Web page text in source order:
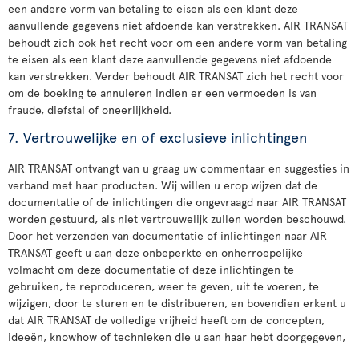
een andere vorm van betaling te eisen als een klant deze
aanvullende gegevens niet afdoende kan verstrekken. AIR TRANSAT
behoudt zich ook het recht voor om een andere vorm van betaling
te eisen als een klant deze aanvullende gegevens niet afdoende
kan verstrekken. Verder behoudt AIR TRANSAT zich het recht voor
om de boeking te annuleren indien er een vermoeden is van
fraude, diefstal of oneerlijkheid.
7. Vertrouwelijke en of exclusieve inlichtingen
AIR TRANSAT ontvangt van u graag uw commentaar en suggesties in
verband met haar producten. Wij willen u erop wijzen dat de
documentatie of de inlichtingen die ongevraagd naar AIR TRANSAT
worden gestuurd, als niet vertrouwelijk zullen worden beschouwd.
Door het verzenden van documentatie of inlichtingen naar AIR
TRANSAT geeft u aan deze onbeperkte en onherroepelijke
volmacht om deze documentatie of deze inlichtingen te
gebruiken, te reproduceren, weer te geven, uit te voeren, te
wijzigen, door te sturen en te distribueren, en bovendien erkent u
dat AIR TRANSAT de volledige vrijheid heeft om de concepten,
ideeën, knowhow of technieken die u aan haar hebt doorgegeven,